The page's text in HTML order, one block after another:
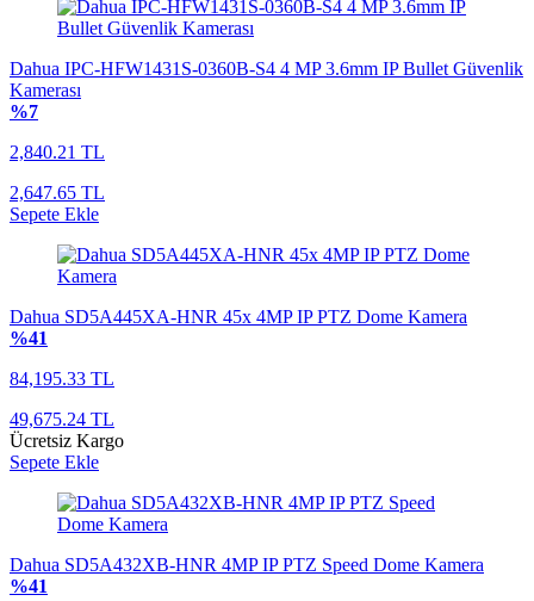
Dahua IPC-HFW1431S-0360B-S4 4 MP 3.6mm IP Bullet Güvenlik
Kamerası
%7
2,840.21 TL
2,647.65 TL
Sepete Ekle
Dahua SD5A445XA-HNR 45x 4MP IP PTZ Dome Kamera
%41
84,195.33 TL
49,675.24 TL
Ücretsiz Kargo
Sepete Ekle
Dahua SD5A432XB-HNR 4MP IP PTZ Speed Dome Kamera
%41